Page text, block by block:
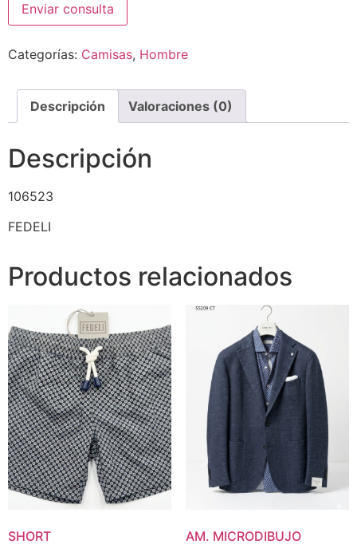
Categorías: Camisas, Hombre
Descripción Valoraciones (0)
Descripción
106523
FEDELI
Productos relacionados
SHORT AM. MICRODIBUJO